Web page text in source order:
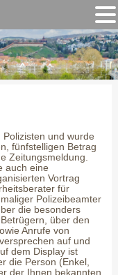
Polizisten und wurde
fünfstelligen Betrag
Zeitungsmeldung.
auch eine
Vortrag
für
Polizeibeamter
die besonders
über den
Anrufe von
auf und
dem Display ist
die Person (Enkel,
der Ihnen bekannten